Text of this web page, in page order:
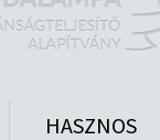
HASZNOS